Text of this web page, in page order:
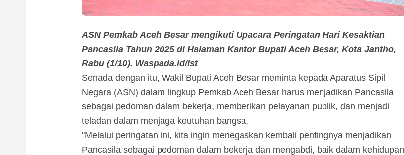
ASN Pemkab Aceh Besar mengikuti Upacara Peringatan Hari Kesaktian
Pancasila Tahun 2025 di Halaman Kantor Bupati Aceh Besar, Kota Jantho,
Rabu (1/10). Waspada.id/Ist
Senada dengan itu, Wakil Bupati Aceh Besar meminta kepada Aparatus Sipil
Negara (ASN) dalam lingkup Pemkab Aceh Besar harus menjadikan Pancasila
sebagai pedoman dalam bekerja, memberikan pelayanan publik, dan menjadi
teladan dalam menjaga keutuhan bangsa.
"Melalui peringatan ini, kita ingin menegaskan kembali pentingnya menjadikan
Pancasila sebagai pedoman dalam bekerja dan mengabdi, baik dalam kehidupan